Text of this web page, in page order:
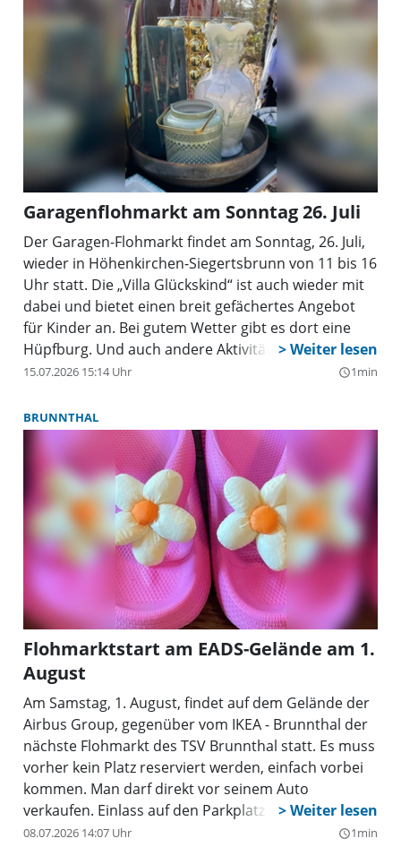
Garagenflohmarkt am Sonntag 26. Juli
Der Garagen-Flohmarkt findet am Sonntag, 26. Juli,
wieder in Höhenkirchen-Siegertsbrunn von 11 bis 16
Uhr statt. Die „Villa Glückskind“ ist auch wieder mit
dabei und bietet einen breit gefächertes Angebot
für Kinder an. Bei gutem Wetter gibt es dort eine
Hüpfburg. Und auch andere Aktivitäten für Kinder.
Dort gibt es auch viele Flohmarkt-Stände.
15.07.2026 15:14 Uhr query_builder1min
BRUNNTHAL
Flohmarktstart am EADS-Gelände am 1.
August
Am Samstag, 1. August, findet auf dem Gelände der
Airbus Group, gegenüber vom IKEA - Brunnthal der
nächste Flohmarkt des TSV Brunnthal statt. Es muss
vorher kein Platz reserviert werden, einfach vorbei
kommen. Man darf direkt vor seinem Auto
verkaufen. Einlass auf den Parkplatz ist ab 6.00 Uhr
durch Einweiser möglich. Für Käufer geht es ab 7
08.07.2026 14:07 Uhr query_builder1min